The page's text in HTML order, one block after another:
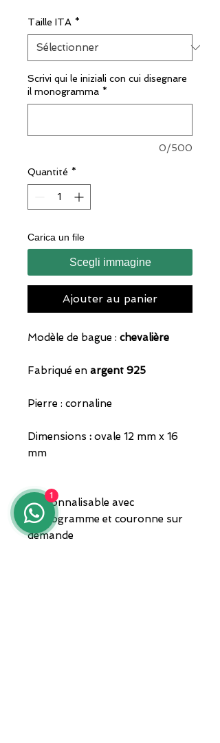
Taille ITA *
Scrivi qui le iniziali con cui disegnare
il monogramma *
0/500
Quantité *
Carica un file
Scegli immagine
Ajouter au panier
Modèle de bague : chevalière
Fabriqué en argent 925
Pierre : cornaline
Dimensions : ovale 12 mm x 16
mm
Personnalisable avec
monogramme et couronne sur
demande
1